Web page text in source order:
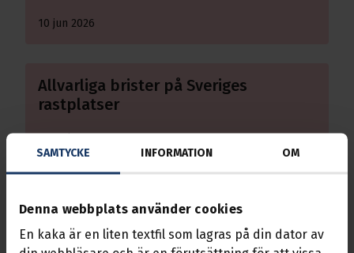
SAMTYCKE INFORMATION OM
Denna webbplats använder cookies
En kaka är en liten textfil som lagras på din dator av
10 jun 2026
Allvarliga brister på Sveriges
rastplatser
20 maj 2026
Transport vinner i domstol om
Teslavarsel